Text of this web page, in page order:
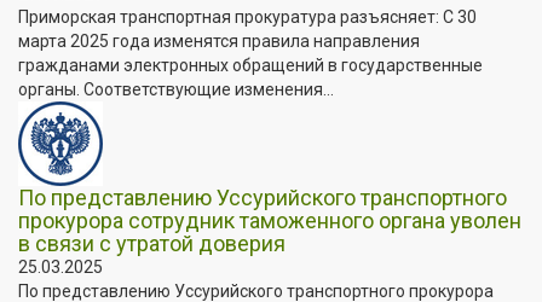
Приморская транспортная прокуратура разъясняет: С 30
марта 2025 года изменятся правила направления
гражданами электронных обращений в государственные
органы. Соответствующие изменения...
По представлению Уссурийского транспортного
прокурора сотрудник таможенного органа уволен
в связи с утратой доверия
25.03.2025
По представлению Уссурийского транспортного прокурора